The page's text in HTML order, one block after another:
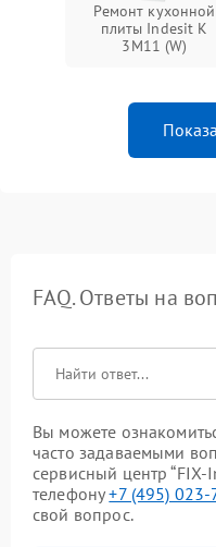
Ремонт кухонной
плиты Indesit K
3M11 (W)
FAQ. Ответы на
Вы можете
часто задаваемыми
сервисный центр
телефону+7 (495)
свой вопрос.